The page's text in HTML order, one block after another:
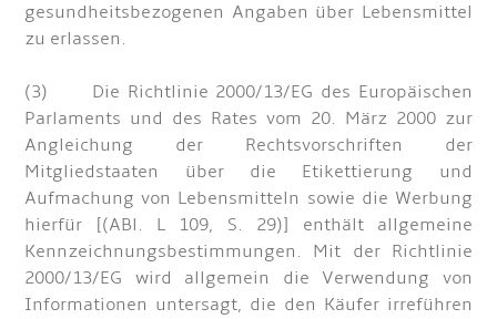
gesundheitsbezogenen Angaben über Lebensmittel
zu erlassen.
(3) Die Richtlinie 2000/13/EG des Europäischen
Parlaments und des Rates vom 20. März 2000 zur
Angleichung der Rechtsvorschriften der
Mitgliedstaaten über die Etikettierung und
Aufmachung von Lebensmitteln sowie die Werbung
hierfür [(ABl. L 109, S. 29)] enthält allgemeine
Kennzeichnungsbestimmungen. Mit der Richtlinie
2000/13/EG wird allgemein die Verwendung von
Informationen untersagt, die den Käufer irreführen